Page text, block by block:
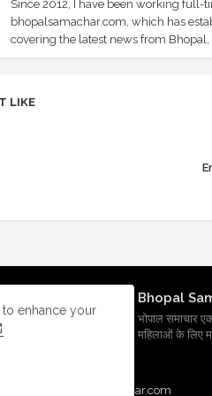
Since 2012, I have been working
bhopalsamachar.com, which has
covering the latest news from Bhopal,
LIKE
Bhopal
भोपाल समाचार एक
महिलाओं के लिए
BhopalSmachar.com
enhance your